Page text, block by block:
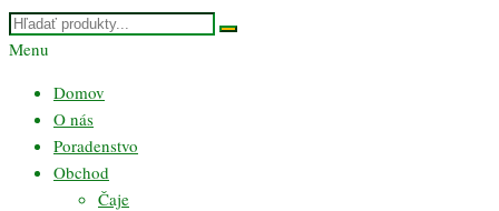
Menu
Domov
O nás
Poradenstvo
Obchod
Čaje